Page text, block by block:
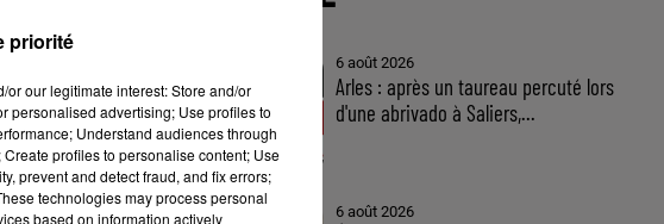
6 août 2026
Arles : après un taureau percuté lors
d'une abrivado à Saliers,...
6 août 2026
priorité
our legitimate interest: Store and/or
personalised advertising; Use profiles to
Understand audiences through
profiles to personalise content; Use
prevent and detect fraud, and fix errors;
technologies may process personal
based on information actively